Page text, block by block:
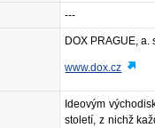
---
DOX PRAGUE, a.
www.dox.cz
Ideovým
století, z nichž